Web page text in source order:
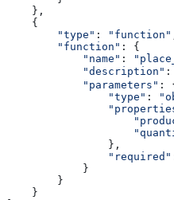
    },
    {
        "type"
: "function"
        "function"
: {
            "name"
:
            "description"
:
            "parameters"
:
                "type"
:
                },
                "required"
            }
        }
    }